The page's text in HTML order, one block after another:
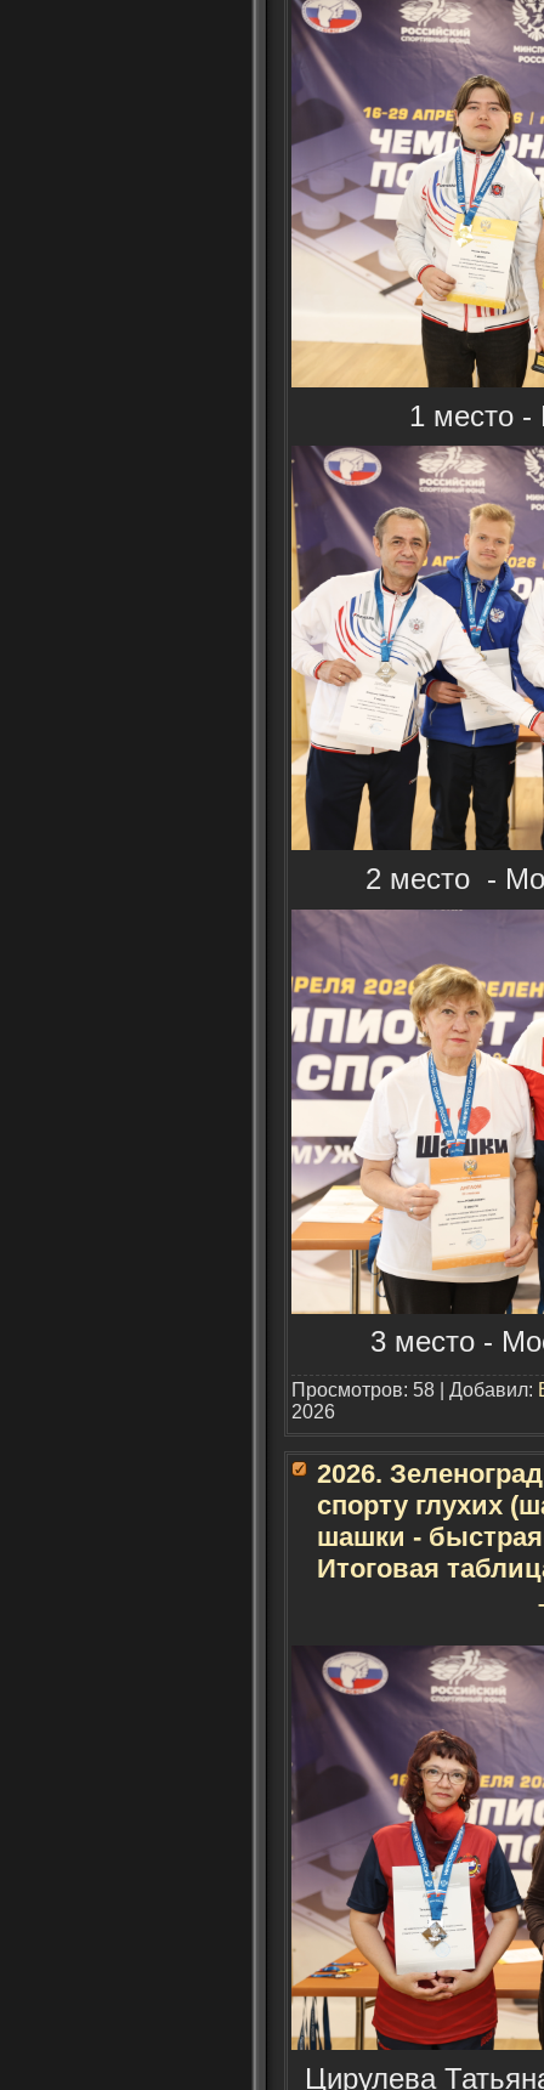
1 место -
2 место -
3 место -
Просмотров: 58 | Добавил:
2026
2026.
спорту глухих
шашки -
Итоговая
Цирулева